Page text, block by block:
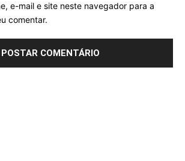
e-mail e site neste navegador para a
comentar.